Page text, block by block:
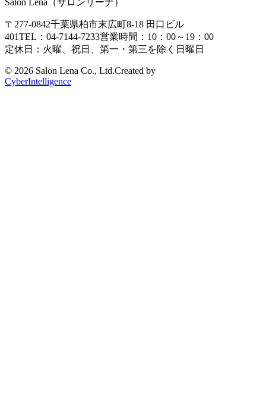
〒277-0842千葉県柏市末広町8-18 田口ビル
401TEL：04-7144-7233営業時間：10：00～19：00
定休日：火曜、祝日、第一・第三を除く日曜日
© 2026 Salon Lena Co., Ltd.Created by
CyberIntelligence